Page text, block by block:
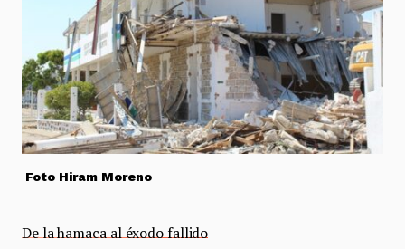
Foto Hiram Moreno
De la hamaca al éxodo fallido